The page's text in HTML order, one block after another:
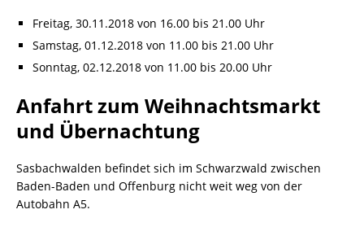
Freitag, 30.11.2018 von 16.00 bis 21.00 Uhr
Samstag, 01.12.2018 von 11.00 bis 21.00 Uhr
Sonntag, 02.12.2018 von 11.00 bis 20.00 Uhr
Anfahrt zum Weihnachtsmarkt
und Übernachtung
Sasbachwalden befindet sich im Schwarzwald zwischen
Baden-Baden und Offenburg nicht weit weg von der
Autobahn A5.